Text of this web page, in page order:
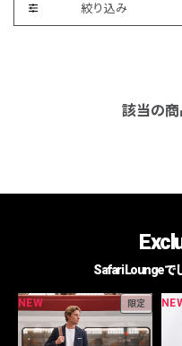
絞り込み
該当の
Safari Loungeで
NEW 限定